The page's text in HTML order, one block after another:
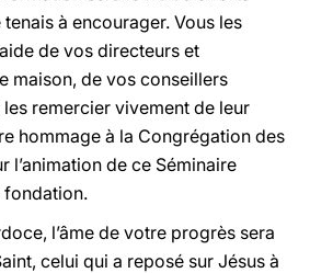
à encourager. Vous les
de vos directeurs et
maison, de vos conseillers
remercier vivement de leur
hommage à la Congrégation des
l’animation de ce Séminaire
fondation.
l’âme de votre progrès sera
celui qui a reposé sur Jésus à